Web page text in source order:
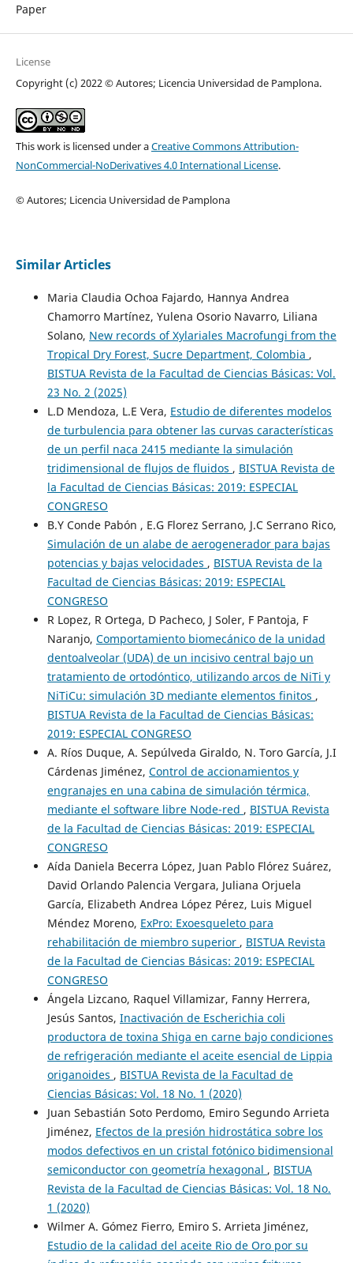
Paper
License
Copyright (c) 2022 © Autores; Licencia Universidad de Pamplona.
This work is licensed under aCreative Commons Attribution-
NonCommercial-NoDerivatives 4.0 International License.
© Autores; Licencia Universidad de Pamplona
Similar Articles
Maria Claudia Ochoa Fajardo, Hannya Andrea
Chamorro Martínez, Yulena Osorio Navarro, Liliana
Solano, New records of Xylariales Macrofungi from the
Tropical Dry Forest, Sucre Department, Colombia ,
BISTUA Revista de la Facultad de Ciencias Básicas: Vol.
23 No. 2 (2025)
L.D Mendoza, L.E Vera, Estudio de diferentes modelos
de turbulencia para obtener las curvas características
de un perfil naca 2415 mediante la simulación
tridimensional de flujos de fluidos , BISTUA Revista de
la Facultad de Ciencias Básicas: 2019: ESPECIAL
CONGRESO
B.Y Conde Pabón , E.G Florez Serrano, J.C Serrano Rico,
Simulación de un alabe de aerogenerador para bajas
potencias y bajas velocidades , BISTUA Revista de la
Facultad de Ciencias Básicas: 2019: ESPECIAL
CONGRESO
R Lopez, R Ortega, D Pacheco, J Soler, F Pantoja, F
Naranjo, Comportamiento biomecánico de la unidad
dentoalveolar (UDA) de un incisivo central bajo un
tratamiento de ortodóntico, utilizando arcos de NiTi y
NiTiCu: simulación 3D mediante elementos finitos ,
BISTUA Revista de la Facultad de Ciencias Básicas:
2019: ESPECIAL CONGRESO
A. Ríos Duque, A. Sepúlveda Giraldo, N. Toro García, J.I
Cárdenas Jiménez, Control de accionamientos y
engranajes en una cabina de simulación térmica,
mediante el software libre Node-red , BISTUA Revista
de la Facultad de Ciencias Básicas: 2019: ESPECIAL
CONGRESO
Aída Daniela Becerra López, Juan Pablo Flórez Suárez,
David Orlando Palencia Vergara, Juliana Orjuela
García, Elizabeth Andrea López Pérez, Luis Miguel
Méndez Moreno, ExPro: Exoesqueleto para
rehabilitación de miembro superior , BISTUA Revista
de la Facultad de Ciencias Básicas: 2019: ESPECIAL
CONGRESO
Ángela Lizcano, Raquel Villamizar, Fanny Herrera,
Jesús Santos, Inactivación de Escherichia coli
productora de toxina Shiga en carne bajo condiciones
de refrigeración mediante el aceite esencial de Lippia
origanoides , BISTUA Revista de la Facultad de
Ciencias Básicas: Vol. 18 No. 1 (2020)
Juan Sebastián Soto Perdomo, Emiro Segundo Arrieta
Jiménez, Efectos de la presión hidrostática sobre los
modos defectivos en un cristal fotónico bidimensional
semiconductor con geometría hexagonal , BISTUA
Revista de la Facultad de Ciencias Básicas: Vol. 18 No.
1 (2020)
Wilmer A. Gómez Fierro, Emiro S. Arrieta Jiménez,
Estudio de la calidad del aceite Rio de Oro por su